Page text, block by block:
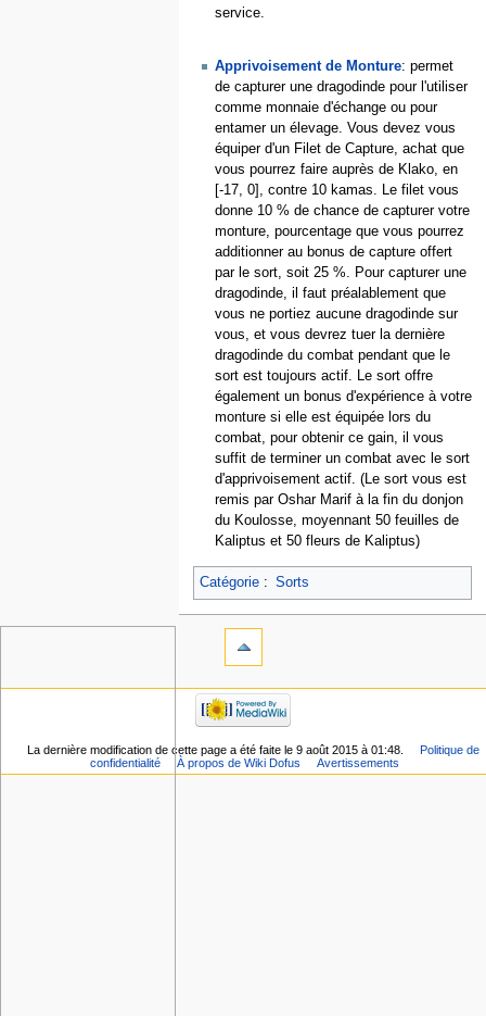
service.
Apprivoisement de Monture: permet
de capturer une dragodinde pour l'utiliser
comme monnaie d'échange ou pour
entamer un élevage. Vous devez vous
équiper d'un Filet de Capture, achat que
vous pourrez faire auprès de Klako, en
[-17, 0], contre 10 kamas. Le filet vous
donne 10 % de chance de capturer votre
monture, pourcentage que vous pourrez
additionner au bonus de capture offert
par le sort, soit 25 %. Pour capturer une
dragodinde, il faut préalablement que
vous ne portiez aucune dragodinde sur
vous, et vous devrez tuer la dernière
dragodinde du combat pendant que le
sort est toujours actif. Le sort offre
également un bonus d'expérience à votre
monture si elle est équipée lors du
combat, pour obtenir ce gain, il vous
suffit de terminer un combat avec le sort
d'apprivoisement actif. (Le sort vous est
remis par Oshar Marif à la fin du donjon
du Koulosse, moyennant 50 feuilles de
Kaliptus et 50 fleurs de Kaliptus)
Catégorie: Sorts
La dernière modification de cette page a été faite le 9 août 2015 à 01:48.
Politique de
confidentialité
À propos de Wiki Dofus Avertissements